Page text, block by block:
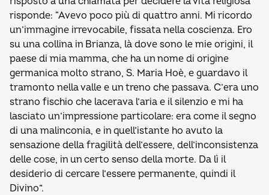
risponde: “Avevo poco più di quattro anni. Mi ricordo
un’immagine irrevocabile, fissata nella coscienza. Ero
su una collina in Brianza, là dove sono le mie origini, il
paese di mia mamma, che ha un nome di origine
germanica molto strano, S. Maria Hoè, e guardavo il
tramonto nella valle e un treno che passava. C’era uno
strano fischio che lacerava l’aria e il silenzio e mi ha
lasciato un’impressione particolare: era come il segno
di una malinconia, e in quell’istante ho avuto la
sensazione della fragilità dell’essere, dell’inconsistenza
delle cose, in un certo senso della morte. Da lì il
desiderio di cercare l’essere permanente, quindi il
Divino”.